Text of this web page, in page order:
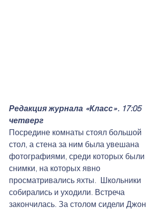
Редакция журнала «Класс». 17:05
четверг
Посредине комнаты стоял большой
стол, а стена за ним была увешана
фотографиями, среди которых были
снимки, на которых явно
просматривались яхты.  Школьники
собирались и уходили. Встреча
закончилась. За столом сидели Джон